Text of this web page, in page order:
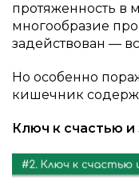
протяженность в
многообразие
задействован —
Но особенно
кишечник
Ключ к счастью